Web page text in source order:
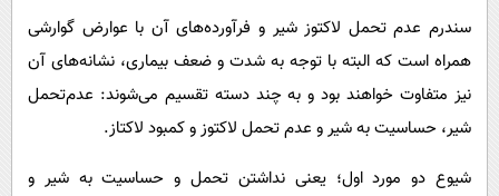
سندرم عدم تحمل لاکتوز شیر و فرآورده‌های آن با عوارض گوارشی
همراه است که البته با توجه به شدت و ضعف بیماری، نشانه‌های آن
نیز متفاوت خواهند بود و به چند دسته تقسیم می‌شوند: عدم‌تحمل
شیر، حساسیت به شیر و عدم تحمل لاکتوز و کمبود لاکتاز.
شیوع دو مورد اول؛ یعنی نداشتن تحمل و حساسیت به شیر و